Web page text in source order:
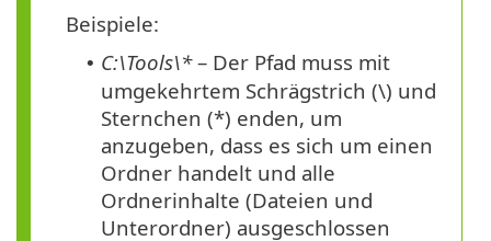
Beispiele:
• C:\Tools\*– Der Pfad muss mit
umgekehrtem Schrägstrich (\) und
Sternchen (*) enden, um
anzugeben, dass es sich um einen
Ordner handelt und alle
Ordnerinhalte (Dateien und
Unterordner) ausgeschlossen